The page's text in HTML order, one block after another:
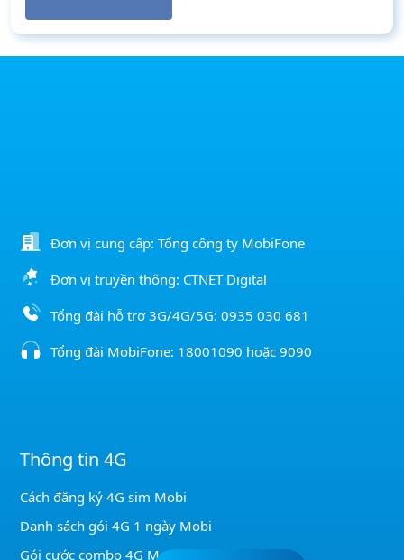
Tổng đài hỗ trợ 3G/4G/5G:0935 030 681
Tổng đài MobiFone:18001090hoặc
Danh sách gói 4G 1 ngày Mobi
Thông tin khuyến mãi